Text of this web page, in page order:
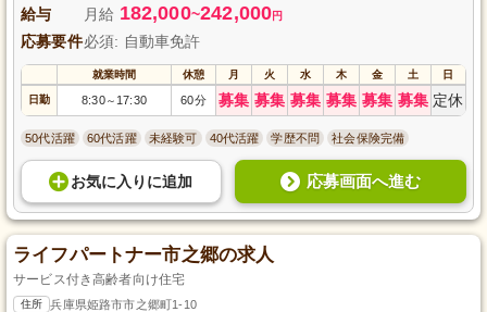
給与 月給 182,000~242,000円
応募要件必須: 自動車免許
就業時間 休憩 月 火 水 木 金 土 日
日勤 8:30～ 17:30 60分 募集 募集 募集 募集 募集 募集 定休
50代活躍 60代活躍 未経験可 40代活躍 学歴不問 社会保険完備
お気に入り に追加 応募画面へ進む
ライフパートナー市之郷の求人
サービス付き高齢者向け住宅
住所 兵庫県姫路市市之郷町1-10